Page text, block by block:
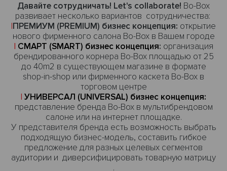
Давайте сотрудничать! Let's collaborate! Bo-Box
развивает несколько вариантов сотрудничества:
|ПРЕМИУМ (PREMIUM) бизнес концепция: открытие
нового фирменного салона Bo-Box в Вашем городе
| СМАРТ (SMART) бизнес концепция: организация
брендированного корнера Bo-Box площадью от 25
до 40m2 в существующем магазине в формате
shop-in-shop или фирменного каскета Bo-Box в
торговом центре
| УНИВЕРСАЛ (UNIVERSAL) бизнес концепция:
представление бренда Bo-Box в мультибрендовом
салоне или на интернет площадке.
У представителя бренда есть возможность выбрать
подходящую бизнес-модель, составить гибкое
предложение для разных целевых сегментов
аудитории и диверсифицировать товарную матрицу
.